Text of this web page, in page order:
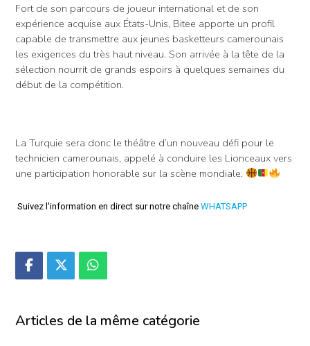
Fort de son parcours de joueur international et de son
expérience acquise aux États-Unis, Bitee apporte un profil
capable de transmettre aux jeunes basketteurs camerounais
les exigences du très haut niveau. Son arrivée à la tête de la
sélection nourrit de grands espoirs à quelques semaines du
début de la compétition.
La Turquie sera donc le théâtre d’un nouveau défi pour le
technicien camerounais, appelé à conduire les Lionceaux vers
une participation honorable sur la scène mondiale.
Suivez l'information en direct sur notre chaîne WHATSAPP
Articles de la même catégorie